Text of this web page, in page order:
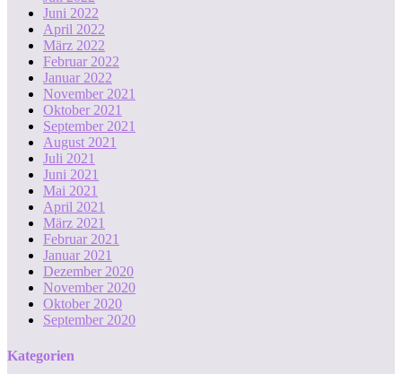
Juni 2022
April 2022
März 2022
Februar 2022
Januar 2022
November 2021
Oktober 2021
September 2021
August 2021
Juli 2021
Juni 2021
Mai 2021
April 2021
März 2021
Februar 2021
Januar 2021
Dezember 2020
November 2020
Oktober 2020
September 2020
Kategorien